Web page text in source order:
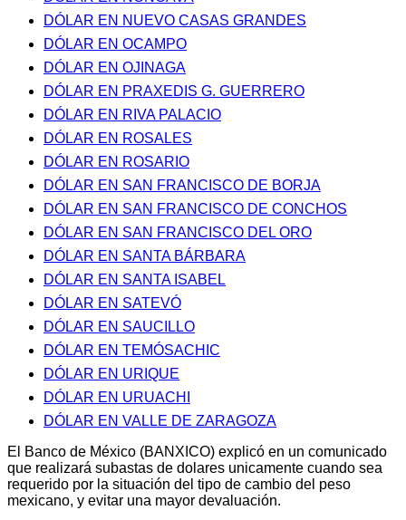
DÓLAR EN NUEVO CASAS GRANDES
DÓLAR EN OCAMPO
DÓLAR EN OJINAGA
DÓLAR EN PRAXEDIS G. GUERRERO
DÓLAR EN RIVA PALACIO
DÓLAR EN ROSALES
DÓLAR EN ROSARIO
DÓLAR EN SAN FRANCISCO DE BORJA
DÓLAR EN SAN FRANCISCO DE CONCHOS
DÓLAR EN SAN FRANCISCO DEL ORO
DÓLAR EN SANTA BÁRBARA
DÓLAR EN SANTA ISABEL
DÓLAR EN SATEVÓ
DÓLAR EN SAUCILLO
DÓLAR EN TEMÓSACHIC
DÓLAR EN URIQUE
DÓLAR EN URUACHI
DÓLAR EN VALLE DE ZARAGOZA
El Banco de México (BANXICO) explicó en un comunicado
que realizará subastas de dolares unicamente cuando sea
requerido por la situación del tipo de cambio del peso
mexicano, y evitar una mayor devaluación.